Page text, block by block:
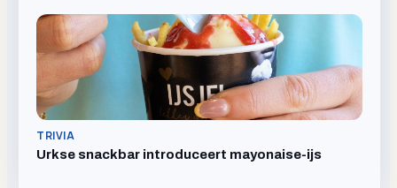
TRIVIA
Urkse snackbar introduceert mayonaise-ijs